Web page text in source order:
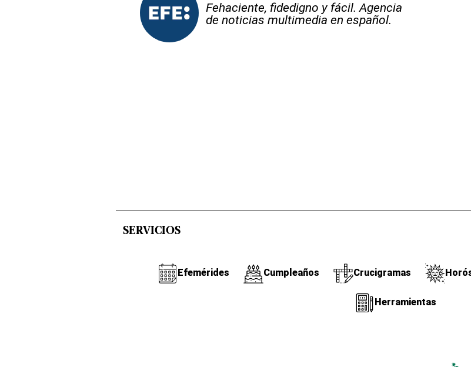
Fehaciente, fidedigno y fácil. Agencia
de noticias multimedia en español.
SERVICIOS
Efemérides Cumpleaños Crucigramas
Herramientas